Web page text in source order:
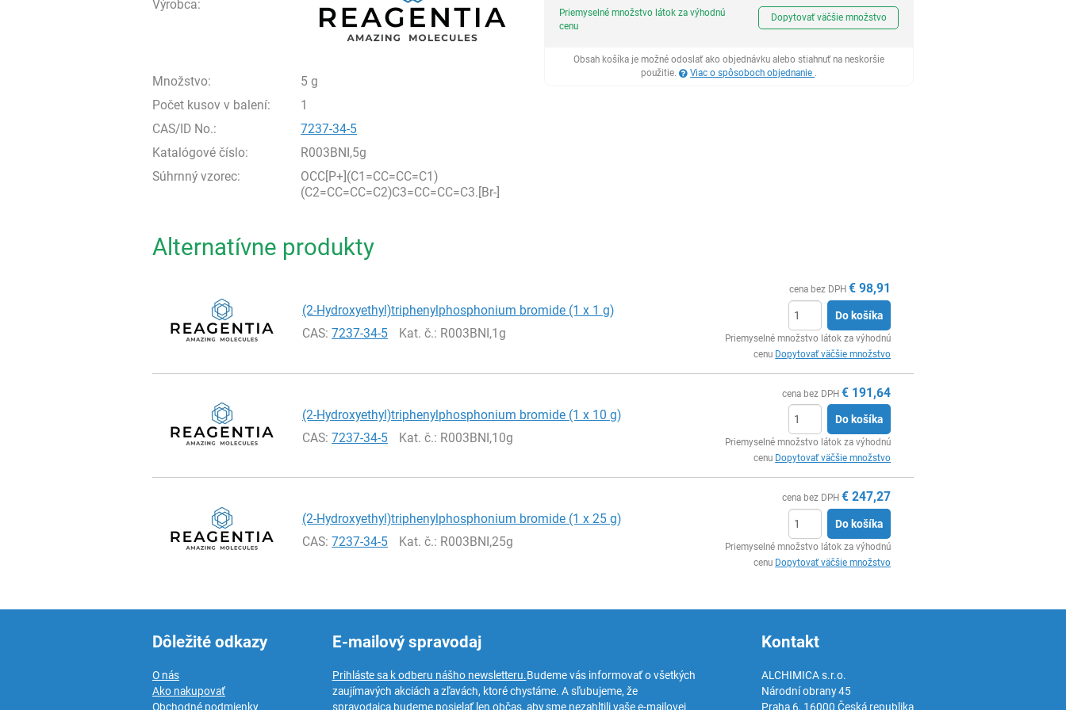
Výrobca:
Množstvo:
5 g
Počet kusov v balení:
1
CAS/ID No.:
7237-34-5
Katalógové číslo:
R003BNI,5g
Súhrnný vzorec:
OCC[P+](C1=CC=CC=C1)
(C2=CC=CC=C2)C3=CC=CC=C3.[Br-]
Ks
Priemyselné množstvo látok za výhodnú
cenu
Dopytovať väčšie množstvo
Obsah košíka je možné odoslať ako objednávku alebo stiahnuť na neskoršie
použitie.
Viac o spôsoboch objednanie .
Alternatívne produkty
(2-Hydroxyethyl)triphenylphosphonium bromide (1 x 1 g)
CAS:7237-34-5 Kat. č.: R003BNI,1g
cena bez DPH € 98,91
Do košíka
Priemyselné množstvo látok za výhodnú
cenu Dopytovať väčšie množstvo
(2-Hydroxyethyl)triphenylphosphonium bromide (1 x 10 g)
CAS:7237-34-5 Kat. č.: R003BNI,10g
cena bez DPH € 191,64
Do košíka
Priemyselné množstvo látok za výhodnú
cenu Dopytovať väčšie množstvo
(2-Hydroxyethyl)triphenylphosphonium bromide (1 x 25 g)
CAS:7237-34-5 Kat. č.: R003BNI,25g
cena bez DPH € 247,27
Do košíka
Priemyselné množstvo látok za výhodnú
cenu Dopytovať väčšie množstvo
Dôležité odkazy
O nás
Ako nakupovať
Obchodné podmienky
E-mailový spravodaj
Prihláste sa k odberu nášho newsletteru.Budeme vás informovať o všetkých
zaujímavých akciách a zľavách, ktoré chystáme. A sľubujeme, že
spravodajca budeme posielať len občas, aby sme nezahltili vaše e-mailovej
Kontakt
ALCHIMICA s.r.o.
Národní obrany 45
Praha 6, 16000 Česká republika